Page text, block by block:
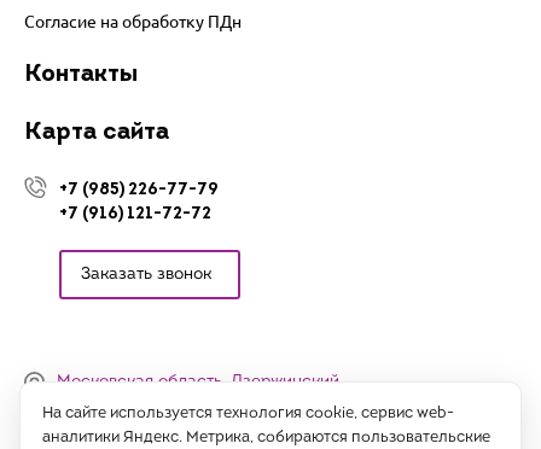
Согласие на обработку ПДн
Контакты
Карта сайта
+7 (985) 226-77-79
+7 (916) 121-72-72
Заказать звонок
Московская область, Дзержинский,
Денисьевский проезд, 15 (офис)
На сайте используется технология cookie, сервис web-
аналитики Яндекс. Метрика, собираются пользовательские